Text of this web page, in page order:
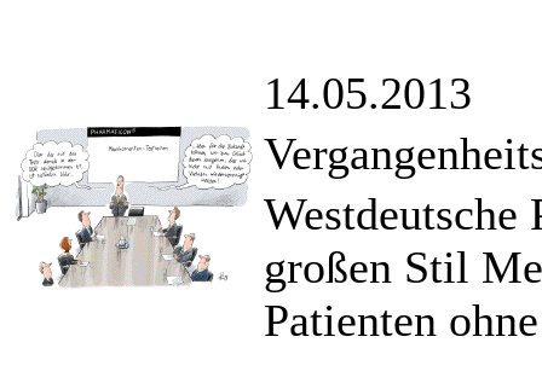
14.05.2013
Westdeutsche
großen Stil
Patienten